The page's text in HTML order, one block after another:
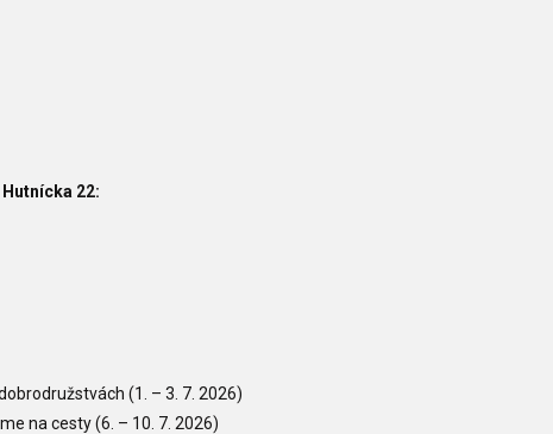
22:
(1. – 3. 7. 2026)
na cesty(6. – 10. 7. 2026)